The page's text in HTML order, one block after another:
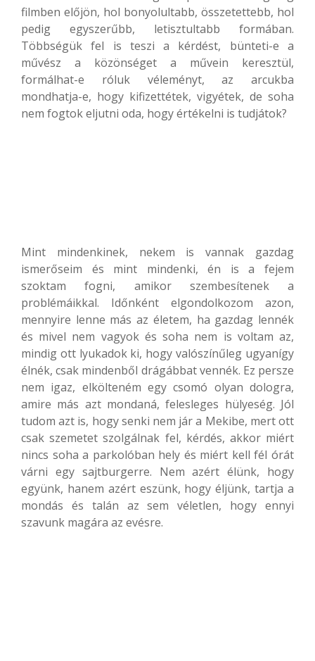
filmben előjön, hol bonyolultabb, összetettebb, hol
pedig egyszerűbb, letisztultabb formában.
Többségük fel is teszi a kérdést, bünteti-e a
művész a közönséget a művein keresztül,
formálhat-e róluk véleményt, az arcukba
mondhatja-e, hogy kifizettétek, vigyétek, de soha
nem fogtok eljutni oda, hogy értékelni is tudjátok?
Mint mindenkinek, nekem is vannak gazdag
ismerőseim és mint mindenki, én is a fejem
szoktam fogni, amikor szembesítenek a
problémáikkal. Időnként elgondolkozom azon,
mennyire lenne más az életem, ha gazdag lennék
és mivel nem vagyok és soha nem is voltam az,
mindig ott lyukadok ki, hogy valószínűleg ugyanígy
élnék, csak mindenből drágábbat vennék. Ez persze
nem igaz, elkölteném egy csomó olyan dologra,
amire más azt mondaná, felesleges hülyeség. Jól
tudom azt is, hogy senki nem jár a Mekibe, mert ott
csak szemetet szolgálnak fel, kérdés, akkor miért
nincs soha a parkolóban hely és miért kell fél órát
várni egy sajtburgerre. Nem azért élünk, hogy
együnk, hanem azért eszünk, hogy éljünk, tartja a
mondás és talán az sem véletlen, hogy ennyi
szavunk magára az evésre.